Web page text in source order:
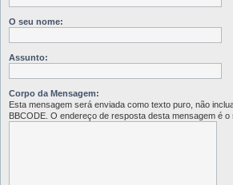
O seu nome:
Assunto:
Corpo da Mensagem:
Esta mensagem será enviada como texto puro, não
BBCODE. O endereço de resposta desta mensagem é o